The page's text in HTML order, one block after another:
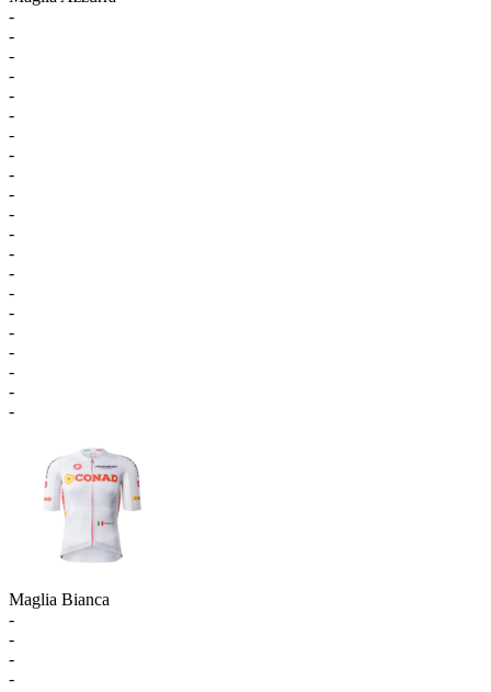
-
-
-
-
-
-
-
-
-
-
-
-
-
-
-
-
-
-
-
-
-
Maglia Bianca
-
-
-
-